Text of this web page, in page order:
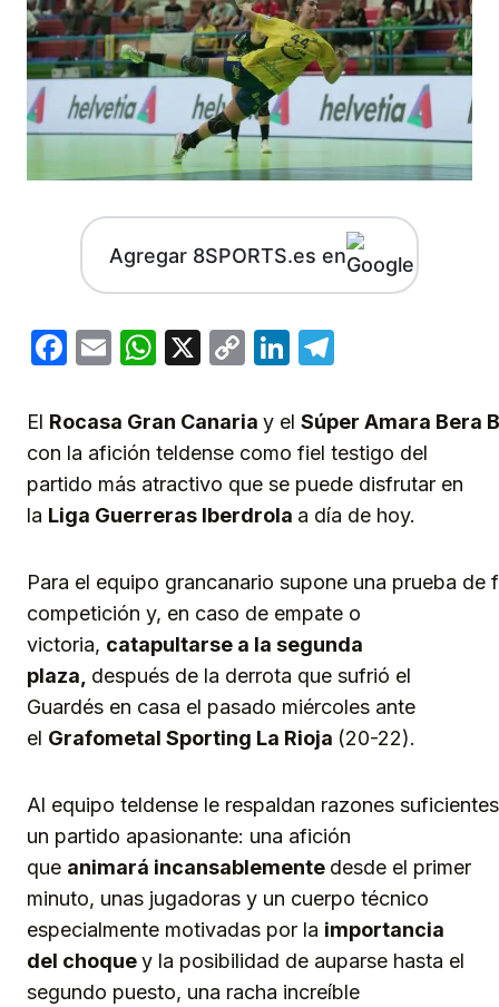
Agregar 8SPORTS.es en
Facebook
EmailWhatsApp
X
CopyLinkedIn
El Rocasa Gran Canaria y el Súper Amara Bera
con la afición teldense como fiel testigo del
partido más atractivo que se puede disfrutar en
la Liga Guerreras Iberdrola a día de hoy.
Para el equipo grancanario supone una prueba de
competición y, en caso de empate o
victoria, catapultarse a la segunda
plaza, después de la derrota que sufrió el
Guardés en casa el pasado miércoles ante
el Grafometal Sporting La Rioja (20-22).
Al equipo teldense le respaldan razones
un partido apasionante: una afición
que animará incansablemente desde el primer
minuto, unas jugadoras y un cuerpo técnico
especialmente motivadas por la importancia
del choquey la posibilidad de auparse hasta el
segundo puesto, una racha increíble